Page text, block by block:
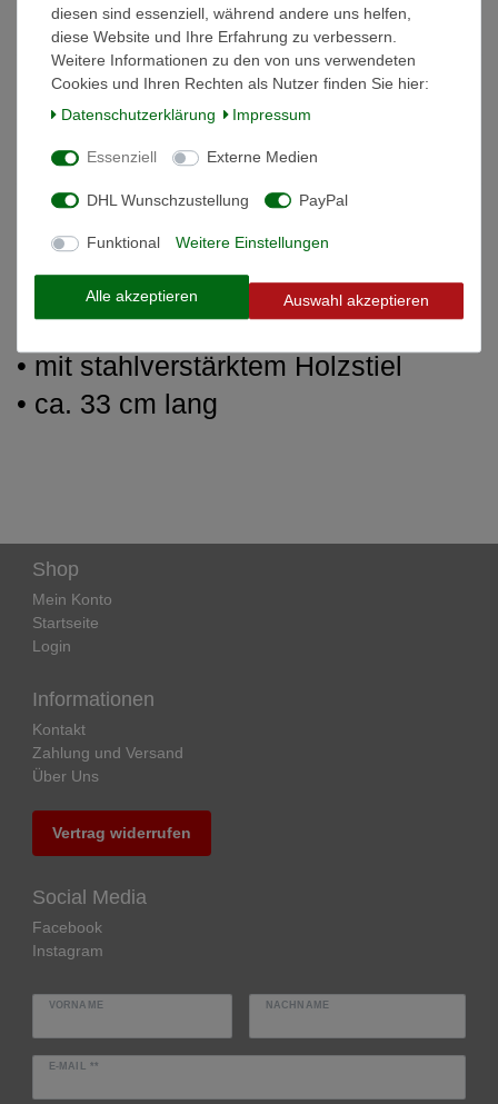
Beschreibung
Weitere Details
Informationen zur Produktsicherheit
Hufbeschlaghammer
• geschmiedete Ausführung
• mit stahlverstärktem Holzstiel
• ca. 33 cm lang
Shop
Mein Konto
Startseite
Login
Informationen
Kontakt
Zahlung und Versand
Über Uns
Vertrag widerrufen
Social Media
Facebook
Instagram
VORNAME NACHNAME
E-MAIL **
diesen sind essenziell, während andere uns helfen,
diese Website und Ihre Erfahrung zu verbessern.
Weitere Informationen zu den von uns verwendeten
Cookies und Ihren Rechten als Nutzer finden Sie hier:
Daten­schutz­erklärung
Impressum
Essenziell Externe Medien
DHL Wunschzustellung PayPal
Funktional Weitere Einstellungen
Alle akzeptieren Auswahl akzeptieren